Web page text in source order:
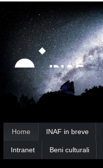
Strumenti
personali
Salta
contenuti.
|
Salta
alla
navigazione
Ricerca
avanzata…
Home INAF in breve
Intranet Beni culturali